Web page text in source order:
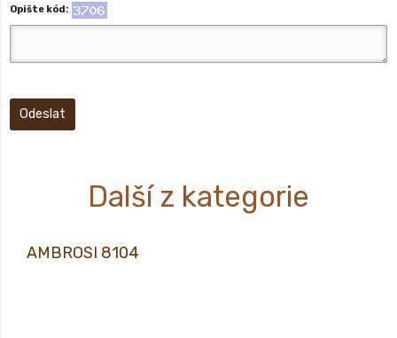
Opište kód:
Odeslat
Další z kategorie
AMBROSI 8104